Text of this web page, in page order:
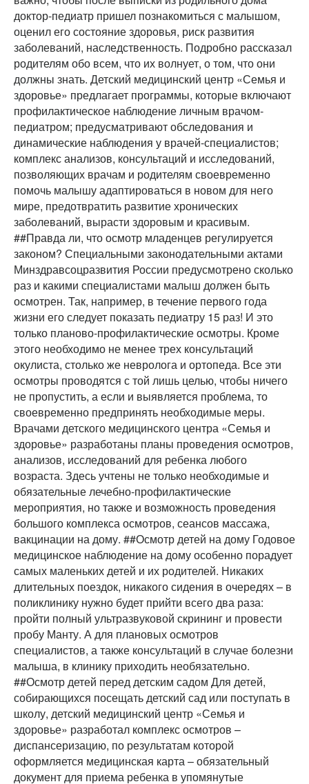
доктор-педиатр пришел познакомиться с малышом,
оценил его состояние здоровья, риск развития
заболеваний, наследственность. Подробно рассказал
родителям обо всем, что их волнует, о том, что они
должны знать. Детский медицинский центр «Семья и
здоровье» предлагает программы, которые включают
профилактическое наблюдение личным врачом-
педиатром; предусматривают обследования и
динамические наблюдения у врачей-специалистов;
комплекс анализов, консультаций и исследований,
позволяющих врачам и родителям своевременно
помочь малышу адаптироваться в новом для него
мире, предотвратить развитие хронических
заболеваний, вырасти здоровым и красивым.
##Правда ли, что осмотр младенцев регулируется
законом? Специальными законодательными актами
Минздравсоцразвития России предусмотрено сколько
раз и какими специалистами малыш должен быть
осмотрен. Так, например, в течение первого года
жизни его следует показать педиатру 15 раз! И это
только планово-профилактические осмотры. Кроме
этого необходимо не менее трех консультаций
окулиста, столько же невролога и ортопеда. Все эти
осмотры проводятся с той лишь целью, чтобы ничего
не пропустить, а если и выявляется проблема, то
своевременно предпринять необходимые меры.
Врачами детского медицинского центра «Семья и
здоровье» разработаны планы проведения осмотров,
анализов, исследований для ребенка любого
возраста. Здесь учтены не только необходимые и
обязательные лечебно-профилактические
мероприятия, но также и возможность проведения
большого комплекса осмотров, сеансов массажа,
вакцинации на дому. ##Осмотр детей на дому Годовое
медицинское наблюдение на дому особенно порадует
самых маленьких детей и их родителей. Никаких
длительных поездок, никакого сидения в очередях – в
поликлинику нужно будет прийти всего два раза:
пройти полный ультразвуковой скрининг и провести
пробу Манту. А для плановых осмотров
специалистов, а также консультаций в случае болезни
малыша, в клинику приходить необязательно.
##Осмотр детей перед детским садом Для детей,
собирающихся посещать детский сад или поступать в
школу, детский медицинский центр «Семья и
здоровье» разработал комплекс осмотров –
диспансеризацию, по результатам которой
оформляется медицинская карта – обязательный
документ для приема ребенка в упомянутые